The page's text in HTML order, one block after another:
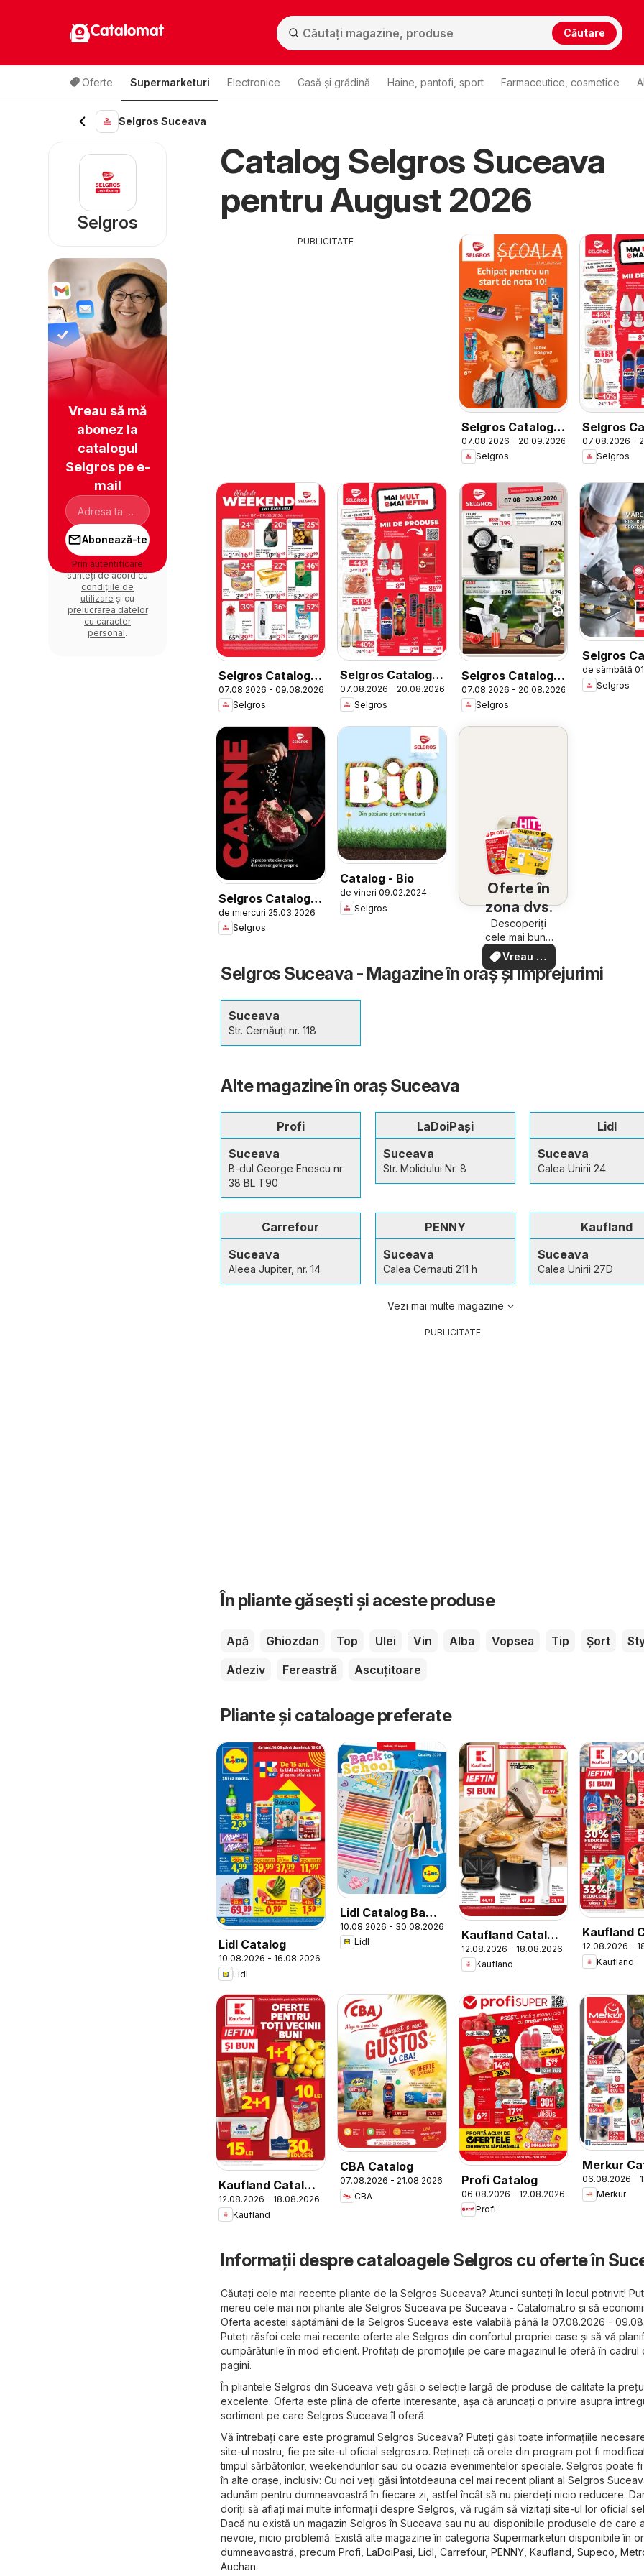
Catalomat Căutare
Oferte Supermarketuri Electronice Casă și grădină Haine, pantofi, sport Farmaceutice, cosmetice
Selgros Suceava
Catalog Selgros Suceava
pentru August 2026
PUBLICITATE
Selgros Catalog
Şcoala
07.08.2026 - 20.09.2026
Selgros
Selgros
07.08.2026 -
Selgros
Selgros Catalog
Oferte de
weekend
07.08.2026 - 09.08.2026
Selgros
Selgros Catalog
Magazine Mici
07.08.2026 - 20.08.2026
Selgros
Selgros Catalog
Nonfood
07.08.2026 - 20.08.2026
Selgros
Selgros
de sâmbătă
Selgros
Selgros Catalog
Carne
de miercuri 25.03.2026
Selgros
Catalog - Bio
de vineri 09.02.2024
Selgros
Oferte în
zona dvs.
Descoperiți
cele mai bune
oferte din
apropiere –
rapid și ușor
Vreau să
văd
Selgros Suceava - Magazine în oraş şi împrejurimi
Suceava
Str. Cernăuți nr. 118
Alte magazine în oraş Suceava
Profi
Suceava
B-dul George Enescu nr
38 BL T90
LaDoiPași
Suceava
Str. Molidului Nr. 8
Lidl
Suceava
Calea Unirii 24
Carrefour
Suceava
Aleea Jupiter, nr. 14
PENNY
Suceava
Calea Cernauti 211 h
Kaufland
Suceava
Calea Unirii 27D
Vezi mai multe magazine
PUBLICITATE
În pliante găsești și aceste produse
Apă Ghiozdan Top Ulei Vin Alba Vopsea Tip Șort
Adeziv
Fereastră Ascuțitoare
Pliante și cataloage preferate
Lidl Catalog
10.08.2026 - 16.08.2026
Lidl
Lidl Catalog Back
to School
10.08.2026 - 30.08.2026
Lidl
Kaufland Catalog
Nonfood
12.08.2026 - 18.08.2026
Kaufland
Kaufland
12.08.2026 -
Kaufland
Kaufland Catalog
Tematic
12.08.2026 - 18.08.2026
Kaufland
CBA Catalog
07.08.2026 - 21.08.2026
CBA
Profi Catalog
06.08.2026 - 12.08.2026
Profi
Merkur
06.08.2026 -
Merkur
Informații despre cataloagele Selgros cu oferte în
Căutați cele mai recente pliante de la Selgros Suceava? Atunci sunteți în locul potrivit!
mereu cele mai noi pliante ale Selgros Suceava pe Suceava - Catalomat.ro și să
Oferta acestei săptămâni de la Selgros Suceava este valabilă până la 07.08.2026 -
Puteți răsfoi cele mai recente oferte ale Selgros din confortul propriei case și să vă
cumpărăturile în mod eficient. Profitați de promoțiile pe care magazinul le oferă în cadrul
pagini.
În pliantele Selgros din Suceava veți găsi o selecție largă de produse de calitate la
excelente. Oferta este plină de oferte interesante, așa că aruncați o privire asupra
sortiment pe care Selgros Suceava îl oferă.
Vă întrebați care este programul Selgros Suceava? Puteți găsi toate informațiile
site-ul nostru, fie pe site-ul oficial selgros.ro. Rețineți că orele din program pot fi
timpul sărbătorilor, weekendurilor sau cu ocazia evenimentelor speciale. Selgros poate fi
în alte orașe, inclusiv: Cu noi veți găsi întotdeauna cel mai recent pliant al Selgros
adunăm pentru dumneavoastră în fiecare zi, astfel încât să nu pierdeți nicio reducere.
doriți să aflați mai multe informații despre Selgros, vă rugăm să vizitați site-ul lor oficial
Dacă nu există un magazin Selgros în Suceava sau nu au disponibile produsele de care
nevoie, nicio problemă. Există alte magazine în categoria Supermarketuri disponibile în
dumneavoastră, precum Profi LaDoiPași Lidl Carrefour, PENNY Kaufland Supeco
Auchan.
Selgros
Vreau să mă
abonez la
catalogul
Selgros pe e-
mail
Abonează-te
Prin autentificare
sunteți de acord cu
condițiile de
utilizare și cu
prelucrarea datelor
cu caracter
personal.